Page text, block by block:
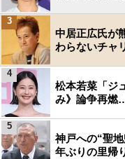
中居正広氏が
わらないチャ
3
松本若菜「ジ
み》論争再燃
4
神戸への“聖
年ぶりの里帰
5